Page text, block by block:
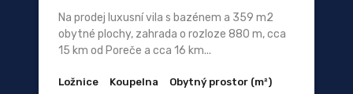
Na prodej luxusní vila s bazénem a 359 m2
obytné plochy, zahrada o rozloze 880 m, cca
15 km od Poreče a cca 16 km...
Ložnice Koupelna Obytný prostor (m²)